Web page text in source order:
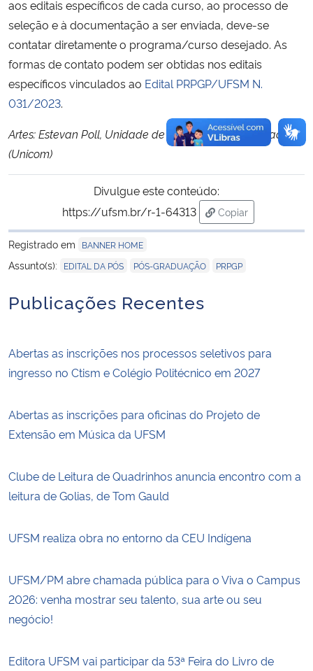
aos editais específicos de cada curso, ao processo de
seleção e à documentação a ser enviada, deve-se
contatar diretamente o programa/curso desejado. As
formas de contato podem ser obtidas nos editais
específicos vinculados ao Edital PRPGP/UFSM N.
031/2023.
Artes: Estevan Poll, Unidade de Comunicação Integrada
(Unicom)
Divulgue este conteúdo:
https://ufsm.br/r-1-64313
Copiar
para área de
Registrado em
BANNER HOME
Assunto(s): EDITAL DA PÓS PÓS-GRADUAÇÃO PRPGP
Publicações Recentes
Abertas as inscrições nos processos seletivos para
ingresso no Ctism e Colégio Politécnico em 2027
Abertas as inscrições para oficinas do Projeto de
Extensão em Música da UFSM
Clube de Leitura de Quadrinhos anuncia encontro com a
leitura de Golias, de Tom Gauld
UFSM realiza obra no entorno da CEU Indígena
UFSM/PM abre chamada pública para o Viva o Campus
2026: venha mostrar seu talento, sua arte ou seu
negócio!
Editora UFSM vai participar da 53ª Feira do Livro de